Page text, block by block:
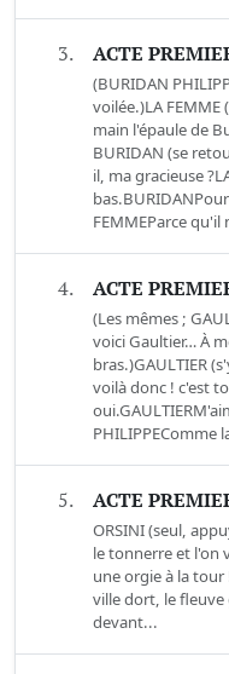
3. ACTE
(BURIDAN
voilée.)LA
main l'épaule de
BURIDAN (se
il, ma gracieuse
FEMMEParce qu'il
4. ACTE
(Les mêmes ;
voici Gaultier… À
bras.)GAULTIER
voilà donc ! c'est
PHILIPPEComme
5. ACTE
ORSINI (seul,
le tonnerre et l'on
une orgie à la tour
ville dort, le
devant...